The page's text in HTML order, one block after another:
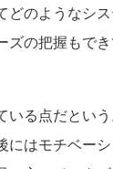
のようなシ
ズの把握もで
る点だとい
はモチベー